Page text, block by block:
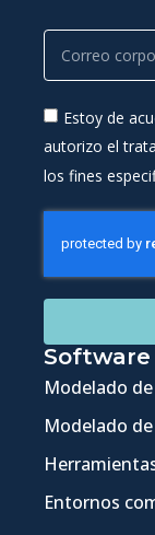
Estoy de
autorizo el
los fines
Software
Modelado
Modelado
Entornos